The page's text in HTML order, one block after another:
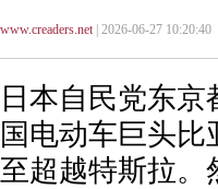
www.creaders.net| 2026-06-27 10:20:40
日本自民党东
国电动车巨头
至超越特斯拉。